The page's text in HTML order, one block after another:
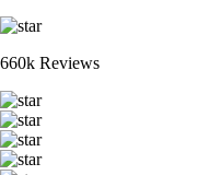
660k Reviews